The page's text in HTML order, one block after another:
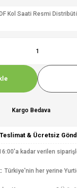
Kol Saati Resmi
Kargo Bedava
Teslimat & Ücretsiz
kadar verilen
Türkiye'nin her yerine